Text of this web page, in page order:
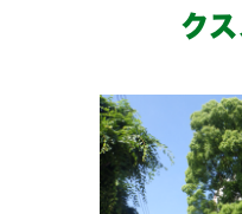
ク